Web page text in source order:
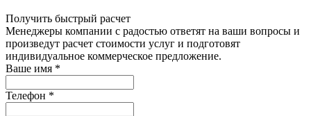
Получить быстрый расчет
Менеджеры компании с радостью ответят на ваши вопросы и
произведут расчет стоимости услуг и подготовят
индивидуальное коммерческое предложение.
Ваше имя *
Телефон *